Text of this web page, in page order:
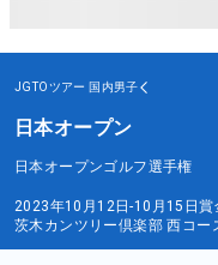
JGTOツアー 国内男子
日本オープン
日本オープンゴルフ選手権
2023年10月12日-10月15日賞
茨木カンツリー倶楽部 西コー